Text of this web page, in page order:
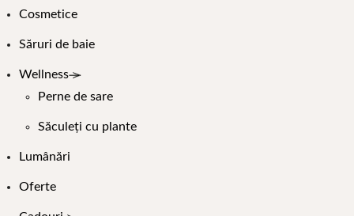
Cosmetice
Săruri de baie
Wellness
Perne de sare
Săculeți cu plante
Lumânări
Oferte